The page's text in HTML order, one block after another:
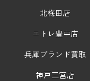
北梅田店
エトレ豊中店
兵庫ブランド買取
神戸三宮店